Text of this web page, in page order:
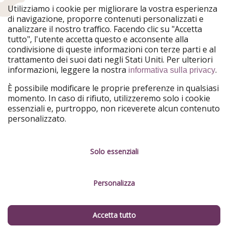
Ferienpiraten
Urlaubspiraten
Urlaubspiraten
ViajerosPiratas
TravelPirates
Il nostro gruppo
HolidayPirates Group
Conoscici meglio
Chi siamo
Lavora con noi
Cosa dicono di noi
Informazioni legali
Termini d' Uso
Utilizziamo i cookie per migliorare la vostra esperienza
di navigazione, proporre contenuti personalizzati e
analizzare il nostro traffico. Facendo clic su "Accetta
tutto", l'utente accetta questo e acconsente alla
condivisione di queste informazioni con terze parti e al
trattamento dei suoi dati negli Stati Uniti. Per ulteriori
informazioni, leggere la nostra informativa sulla privacy.
È possibile modificare le proprie preferenze in qualsiasi
momento. In caso di rifiuto, utilizzeremo solo i cookie
essenziali e, purtroppo, non riceverete alcun contenuto
personalizzato.
Solo essenziali
Personalizza
Accetta tutto